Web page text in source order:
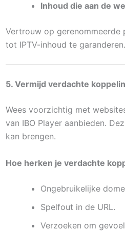
Inhoud die aan de
Vertrouw op gerenommeerde
tot IPTV-inhoud te garanderen.
5. Vermijd verdachte
Wees voorzichtig met
van IBO Player aanbieden.
kan brengen.
Hoe herken je verdachte
Ongebruikelijke
Spelfout in de URL.
Verzoeken om